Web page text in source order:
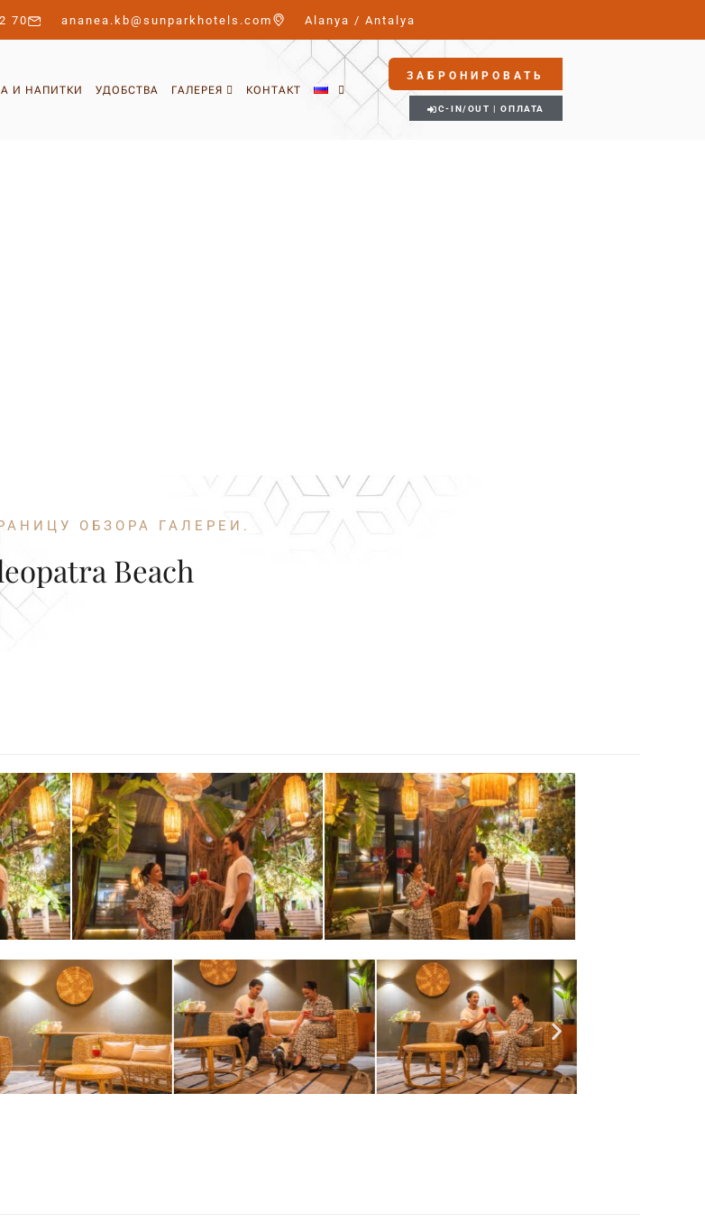
70 ananea.kb@sunparkhotels.com Alanya / Antalya
И НАПИТКИ УДОБСТВА ГАЛЕРЕЯ КОНТАКТ
ЗАБРОНИРОВАТЬ
C-IN/OUT | ОПЛАТА
ОБЗОРА ГАЛЕРЕИ.
Beach